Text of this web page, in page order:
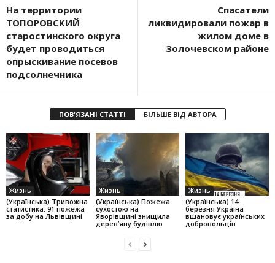
На территории
ТОПОРОВСКИЙ
старостинского округа
будет проводиться
опрыскивание посевов
подсолнечника
Спасатели
ликвидировали пожар в
жилом доме в
Золочевском районе
ПОВ'ЯЗАНІ СТАТТІ БІЛЬШЕ ВІД АВТОРА
Жизнь
(Українська) Тривожна
статистика: 91 пожежа
за добу на Львівщині
Жизнь
(Українська) Пожежа
сухостою на
Яворівщині знищила
дерев’яну будівлю
Жизнь
(Українська) 14
березня Україна
вшановує українських
добровольців